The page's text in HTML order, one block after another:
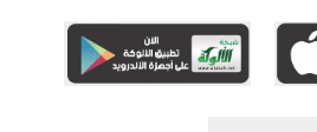
يفتتح أبوابه بعد سنوات من العمل والعطاء